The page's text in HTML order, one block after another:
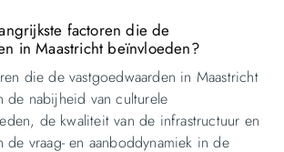
factoren die de
in Maastricht beïnvloeden?
die de vastgoedwaarden in Maastricht
de nabijheid van culturele
de kwaliteit van de infrastructuur en
vraag- en aanboddynamiek in de